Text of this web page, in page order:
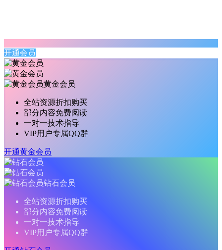
开通会员
黄金会员
全站资源折扣购买
部分内容免费阅读
一对一技术指导
VIP用户专属QQ群
开通黄金会员
钻石会员
全站资源折扣购买
部分内容免费阅读
一对一技术指导
VIP用户专属QQ群